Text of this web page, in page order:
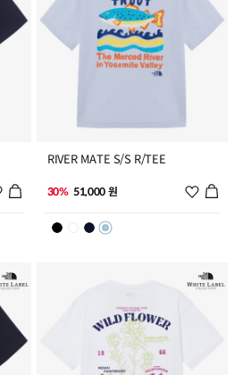
위시리스트 추가
RIVER MATE S/S R/TEE
51,000 원
30% 위시